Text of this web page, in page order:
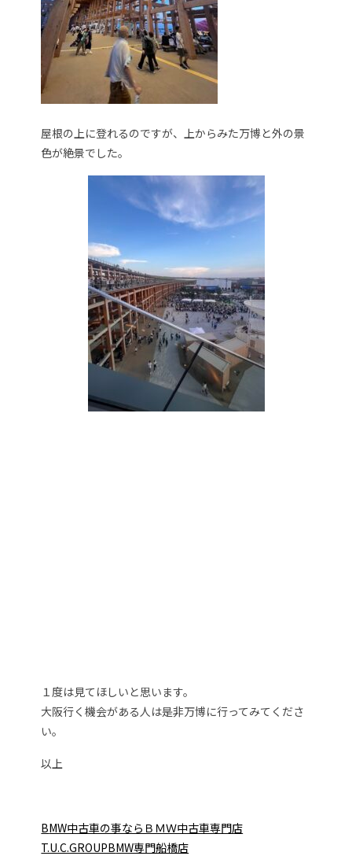
屋根の上に登れるのですが、上からみた万博と外の景
色が絶景でした。
１度は見てほしいと思います。
大阪行く機会がある人は是非万博に行ってみてくださ
い。
以上
BMW中古車の事ならＢＭＷ中古車専門店
T.U.C.GROUPBMW専門船橋店